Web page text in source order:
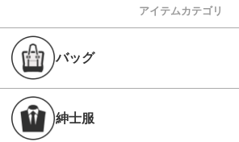
アイテムカテゴリ
バッグ
紳士服